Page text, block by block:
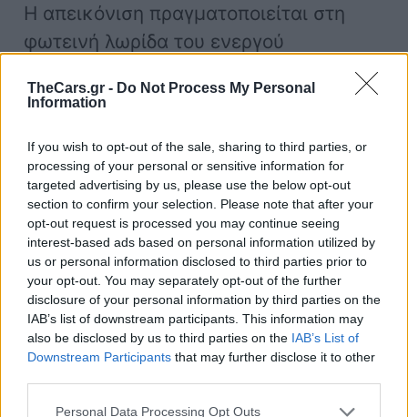
TheCars.gr - Do Not Process My Personal
Information
If you wish to opt-out of the sale, sharing to third parties, or
processing of your personal or sensitive information for
targeted advertising by us, please use the below opt-out
section to confirm your selection. Please note that after your
opt-out request is processed you may continue seeing
interest-based ads based on personal information utilized by
us or personal information disclosed to third parties prior to
your opt-out. You may separately opt-out of the further
disclosure of your personal information by third parties on the
IAB’s list of downstream participants. This information may
also be disclosed by us to third parties on the IAB’s List of
Downstream Participants that may further disclose it to other
Personal Data Processing Opt Outs
Η απεικόνιση πραγματοποιείται στη
φωτεινή λωρίδα του ενεργού
(προαιρετικός εξοπλισμός). Για πρώτη
παράδειγμα, μουσική με γρήγορο ρυθμό
θα προκαλέσει γρήγορες εναλλαγές
φωτός, ενώ ένας πιο ρευστός ηχητικός
ρυθμός θα δημιουργήσει απαλές
χρωματικές εναλλαγές.
Η εμπειρία ψυχαγωγίας για τον
συνοδηγό είναι πάντα εντυπωσιακή.
Στην προαιρετική οθόνη του, ο
συνοδηγός μπορεί να παρακολουθήσει